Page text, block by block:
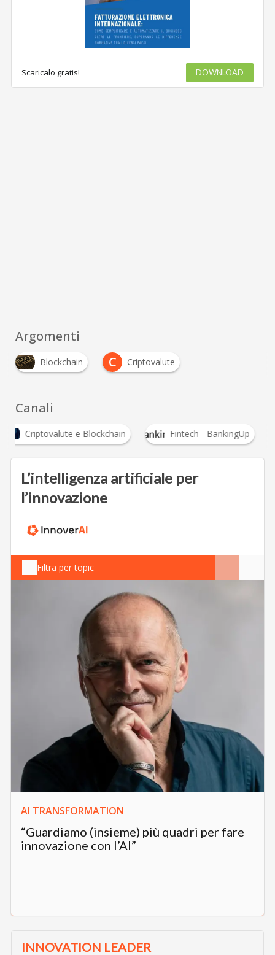
Scaricalo gratis! DOWNLOAD
Argomenti
Blockchain C Criptovalute
Canali
Criptovalute e Blockchain Fintech - BankingUp
L’intelligenza artificiale per
l’innovazione
Filtra per topic
AI TRANSFORMATION
“Guardiamo (insieme) più quadri per fare
innovazione con l’AI”
INNOVATION LEADER